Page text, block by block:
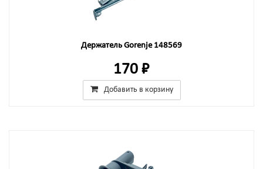
Держатель Gorenje 148569
170 ₽
Добавить в корзину